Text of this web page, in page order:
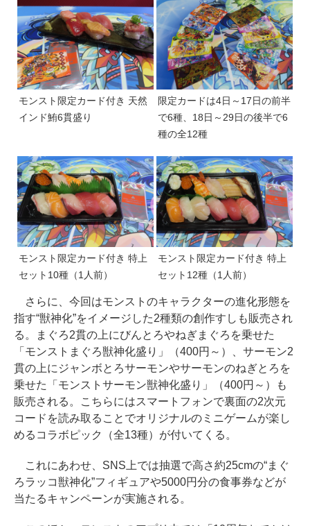
モンスト限定カード付き 天然
インド鮪6貫盛り
限定カードは4日～17日の前半
で6種、18日～29日の後半で6
種の全12種
モンスト限定カード付き 特上
セット10種（1人前）
モンスト限定カード付き 特上
セット12種（1人前）
さらに、今回はモンストのキャラクターの進化形態を
指す“獣神化”をイメージした2種類の創作すしも販売され
る。まぐろ2貫の上にびんとろやねぎまぐろを乗せた
「モンストまぐろ獣神化盛り」（400円～）、サーモン2
貫の上にジャンボとろサーモンやサーモンのねぎとろを
乗せた「モンストサーモン獣神化盛り」（400円～）も
販売される。こちらにはスマートフォンで裏面の2次元
コードを読み取ることでオリジナルのミニゲームが楽し
めるコラボピック（全13種）が付いてくる。
これにあわせ、SNS上では抽選で高さ約25cmの“まぐ
ろラッコ獣神化”フィギュアや5000円分の食事券などが
当たるキャンペーンが実施される。